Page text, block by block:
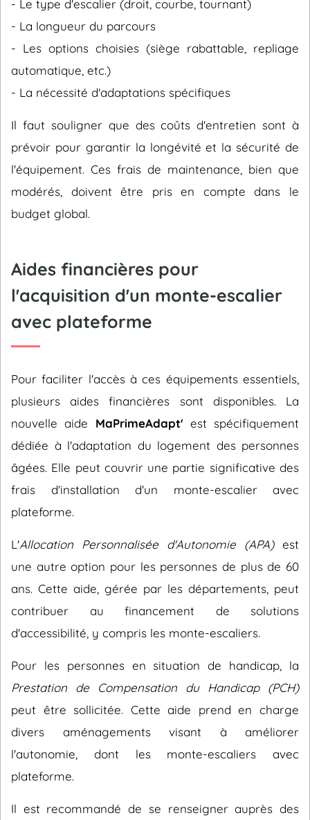
- Le type d'escalier (droit, courbe, tournant)
- La longueur du parcours
- Les options choisies (siège rabattable, repliage
automatique, etc.)
- La nécessité d'adaptations spécifiques
Il faut souligner que des coûts d'entretien sont à
prévoir pour garantir la longévité et la sécurité de
l'équipement. Ces frais de maintenance, bien que
modérés, doivent être pris en compte dans le
budget global.
Aides financières pour
l'acquisition d'un monte-escalier
avec plateforme
Pour faciliter l'accès à ces équipements essentiels,
plusieurs aides financières sont disponibles. La
nouvelle aide MaPrimeAdapt' est spécifiquement
dédiée à l'adaptation du logement des personnes
âgées. Elle peut couvrir une partie significative des
frais d'installation d'un monte-escalier avec
plateforme.
L'Allocation Personnalisée d'Autonomie (APA)est
une autre option pour les personnes de plus de 60
ans. Cette aide, gérée par les départements, peut
contribuer au financement de solutions
d'accessibilité, y compris les monte-escaliers.
Pour les personnes en situation de handicap, la
Prestation de Compensation du Handicap (PCH)
peut être sollicitée. Cette aide prend en charge
divers aménagements visant à améliorer
l'autonomie, dont les monte-escaliers avec
plateforme.
Il est recommandé de se renseigner auprès des